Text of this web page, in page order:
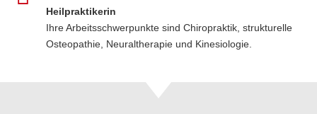
Heilpraktikerin
Ihre Arbeitsschwerpunkte sind Chiropraktik, strukturelle
Osteopathie, Neuraltherapie und Kinesiologie.